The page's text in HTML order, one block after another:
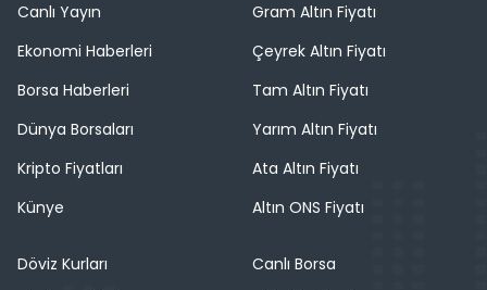
Canlı Yayın
Ekonomi Haberleri
Borsa Haberleri
Dünya Borsaları
Kripto Fiyatları
Künye
Gram Altın Fiyatı
Çeyrek Altın Fiyatı
Tam Altın Fiyatı
Yarım Altın Fiyatı
Ata Altın Fiyatı
Altın ONS Fiyatı
Döviz Kurları
Canlı Borsa